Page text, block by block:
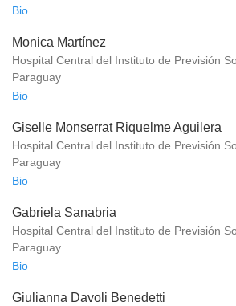
Bio
Monica Martínez
Hospital Central del Instituto de Previsión
Paraguay
Bio
Giselle Monserrat Riquelme Aguilera
Hospital Central del Instituto de Previsión
Paraguay
Bio
Gabriela Sanabria
Hospital Central del Instituto de Previsión
Paraguay
Bio
Giulianna Davoli Benedetti